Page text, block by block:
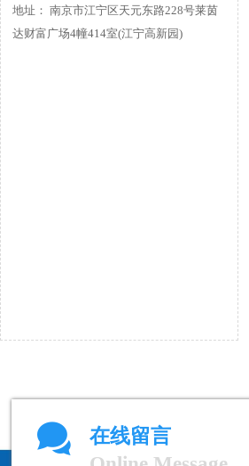
地址： 南京市江宁区天元东路228号莱茵
达财富广场4幢414室(江宁高新园)

在线留言